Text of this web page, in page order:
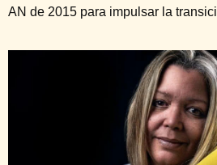
AN de 2015 para impulsar la